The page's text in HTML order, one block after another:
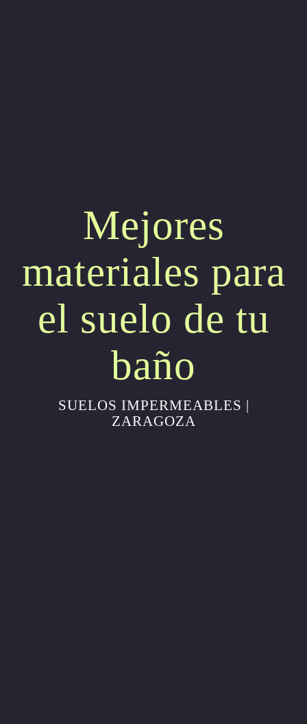
Mejores
materiales para
el suelo de tu
baño
SUELOS IMPERMEABLES |
ZARAGOZA